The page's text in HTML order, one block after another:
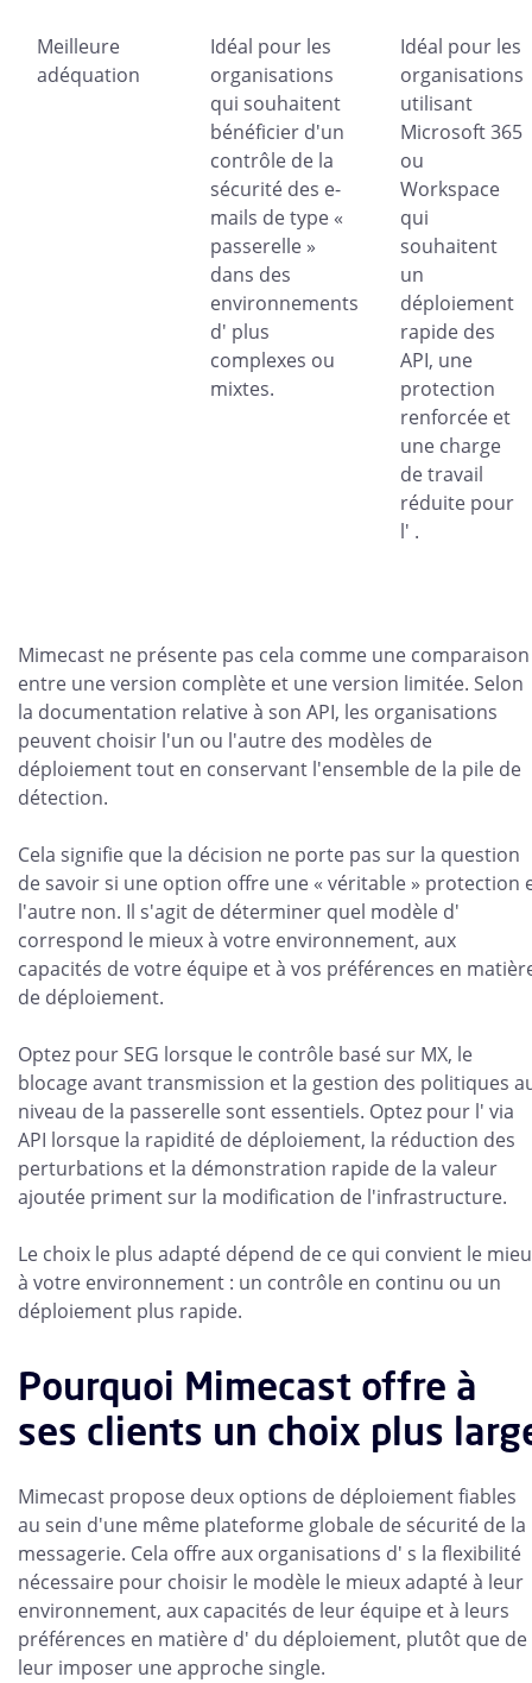
Meilleure
adéquation
Idéal pour les
organisations
qui souhaitent
bénéficier d'un
contrôle de la
sécurité des e-
mails de type «
passerelle »
dans des
environnements
d' plus
complexes ou
mixtes.
Idéal pour les
organisations
utilisant
Microsoft 365
ou
Workspace
qui
souhaitent
un
déploiement
rapide des
API, une
protection
renforcée et
une charge
de travail
réduite pour
l' .
Mimecast ne présente pas cela comme une comparaison
entre une version complète et une version limitée. Selon
la documentation relative à son API, les organisations
peuvent choisir l'un ou l'autre des modèles de
déploiement tout en conservant l'ensemble de la pile de
détection.
Cela signifie que la décision ne porte pas sur la question
de savoir si une option offre une « véritable » protection
l'autre non. Il s'agit de déterminer quel modèle d'
correspond le mieux à votre environnement, aux
capacités de votre équipe et à vos préférences en
de déploiement.
Optez pour SEG lorsque le contrôle basé sur MX, le
blocage avant transmission et la gestion des politiques
niveau de la passerelle sont essentiels. Optez pour l' via
API lorsque la rapidité de déploiement, la réduction des
perturbations et la démonstration rapide de la valeur
ajoutée priment sur la modification de l'infrastructure.
Le choix le plus adapté dépend de ce qui convient le
à votre environnement : un contrôle en continu ou un
déploiement plus rapide.
Pourquoi Mimecast offre à
ses clients un choix plus
Mimecast propose deux options de déploiement fiables
au sein d'une même plateforme globale de sécurité de la
messagerie. Cela offre aux organisations d' s la flexibilité
nécessaire pour choisir le modèle le mieux adapté à leur
environnement, aux capacités de leur équipe et à leurs
préférences en matière d' du déploiement, plutôt que de
leur imposer une approche single.